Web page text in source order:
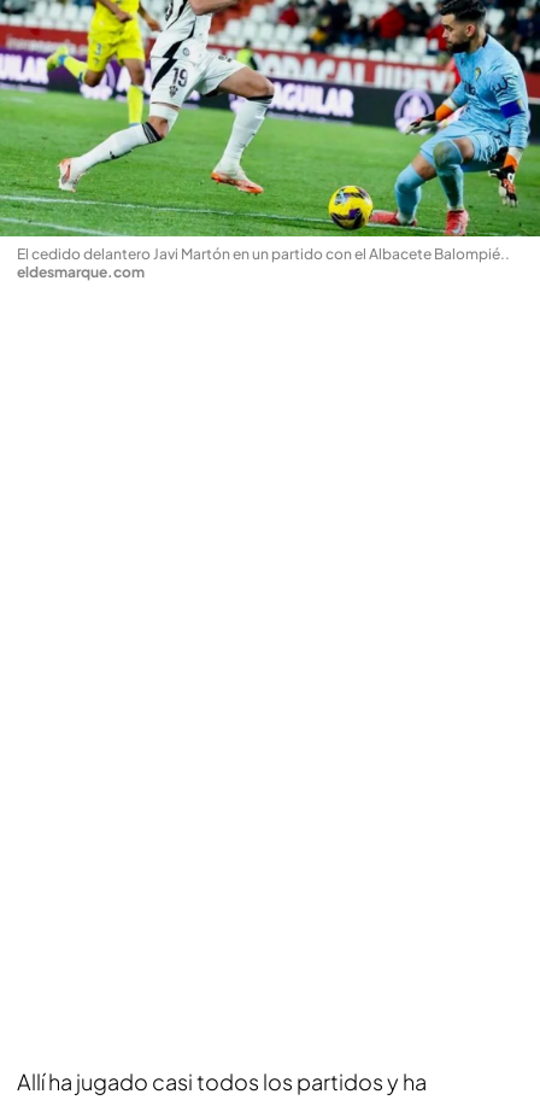
El cedido delantero Javi Martón en un partido con el Albacete Balompié..
eldesmarque.com
Allí ha jugado casi todos los partidos y ha